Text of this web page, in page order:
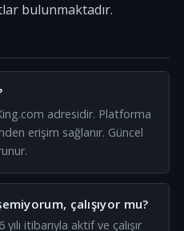
bulunmaktadır.
adresidir. Platforma
erişim sağlanır. Güncel
çalışıyor mu?
itibarıyla aktif ve çalışır